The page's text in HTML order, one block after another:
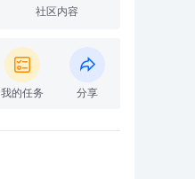
社区内容
我的任务 分享